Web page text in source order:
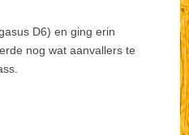
D6) en ging erin
nog wat aanvallers te